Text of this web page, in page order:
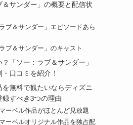
＆サンダー」の概要と配信状
ラブ＆サンダー」エピソードあら
ブ＆サンダー」のキャスト
「ソー：ラブ＆サンダー」
口コミを紹介！
を無料で観たいならディズニ
録すべき3つの理由
ーベル作品がほとんど見放題
ーベルオリジナル作品を独占配